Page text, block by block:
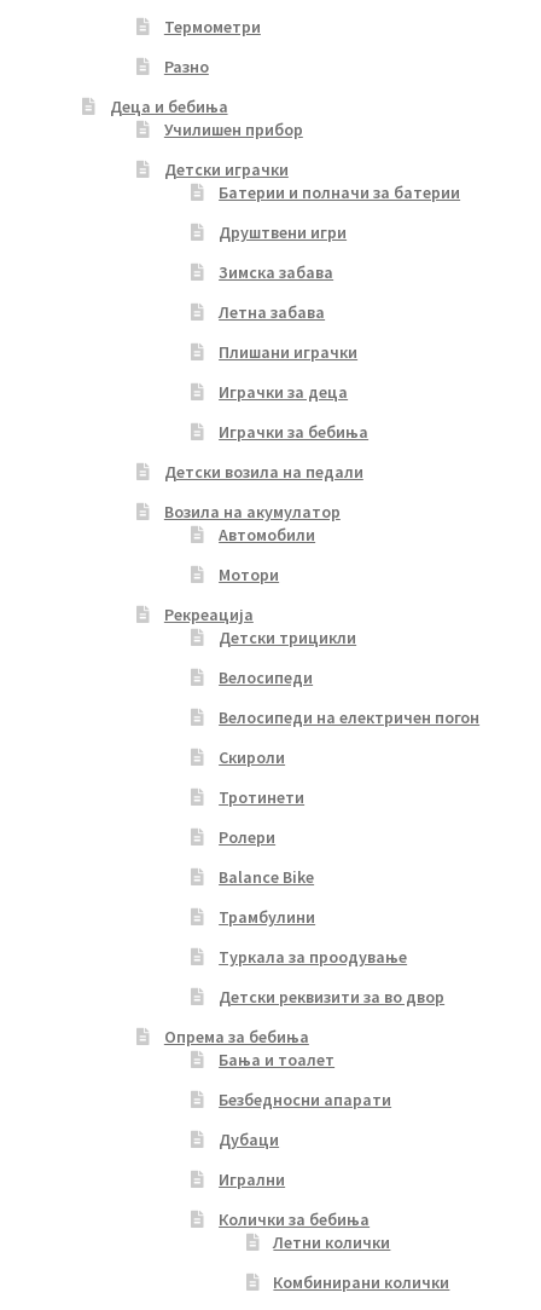
Термометри
Разно
Деца и бебиња
Училишен прибор
Детски играчки
Батерии и полначи за батерии
Друштвени игри
Зимска забава
Летна забава
Плишани играчки
Играчки за деца
Играчки за бебиња
Детски возила на педали
Возила на акумулатор
Автомобили
Мотори
Рекреација
Детски трицикли
Велосипеди
Велосипеди на електричен погон
Скироли
Тротинети
Ролери
Balance Bike
Трамбулини
Туркала за проодување
Детски реквизити за во двор
Опрема за бебиња
Бања и тоалет
Безбедносни апарати
Дубаци
Игрални
Колички за бебиња
Летни колички
Комбинирани колички